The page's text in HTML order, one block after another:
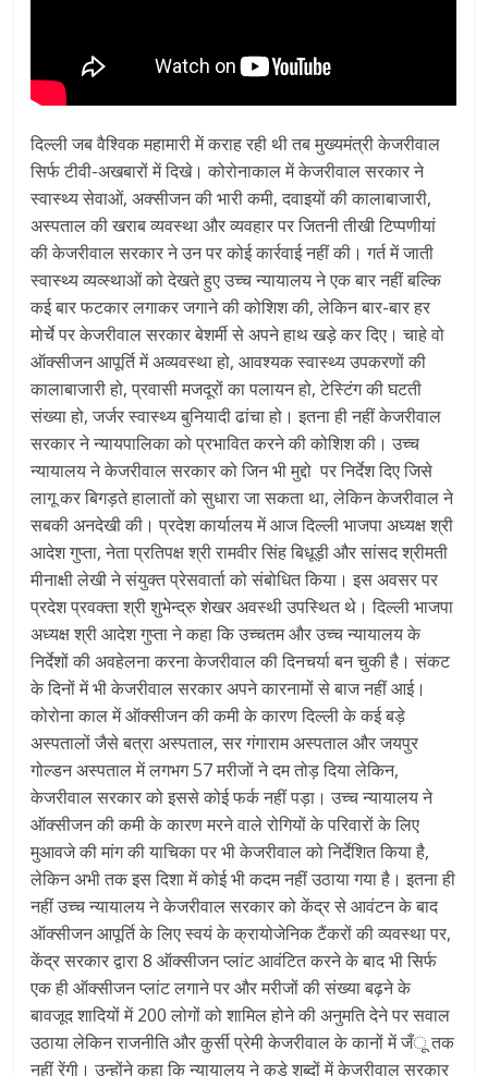
दिल्ली जब वैश्विक महामारी में कराह रही थी तब मुख्यमंत्री केजरीवाल
सिर्फ टीवी-अखबारों में दिखे। कोरोनाकाल में केजरीवाल सरकार ने
स्वास्थ्य सेवाओं, अक्सीजन की भारी कमी, दवाइयों की कालाबाजारी,
अस्पताल की खराब व्यवस्था और व्यवहार पर जितनी तीखी टिप्पणीयां
की केजरीवाल सरकार ने उन पर कोई कार्रवाई नहीं की। गर्त में जाती
स्वास्थ्य व्यव्स्थाओं को देखते हुए उच्च न्यायालय ने एक बार नहीं बल्कि
कई बार फटकार लगाकर जगाने की कोशिश की, लेकिन बार-बार हर
मोर्चे पर केजरीवाल सरकार बेशर्मी से अपने हाथ खड़े कर दिए। चाहे वो
ऑक्सीजन आपूर्ति में अव्यवस्था हो, आवश्यक स्वास्थ्य उपकरणों की
कालाबाजारी हो, प्रवासी मजदूरों का पलायन हो, टेस्टिंग की घटती
संख्या हो, जर्जर स्वास्थ्य बुनियादी ढांचा हो। इतना ही नहीं केजरीवाल
सरकार ने न्यायपालिका को प्रभावित करने की कोशिश की। उच्च
न्यायालय ने केजरीवाल सरकार को जिन भी मुद्दो पर निर्देश दिए जिसे
लागू कर बिगड़ते हालातों को सुधारा जा सकता था, लेकिन केजरीवाल ने
सबकी अनदेखी की। प्रदेश कार्यालय में आज दिल्ली भाजपा अध्यक्ष श्री
आदेश गुप्ता, नेता प्रतिपक्ष श्री रामवीर सिंह बिधूड़ी और सांसद श्रीमती
मीनाक्षी लेखी ने संयुक्त प्रेसवार्ता को संबोधित किया। इस अवसर पर
प्रदेश प्रवक्ता श्री शुभेन्द्रु शेखर अवस्थी उपस्थित थे। दिल्ली भाजपा
अध्यक्ष श्री आदेश गुप्ता ने कहा कि उच्चतम और उच्च न्यायालय के
निर्देशों की अवहेलना करना केजरीवाल की दिनचर्या बन चुकी है। संकट
के दिनों में भी केजरीवाल सरकार अपने कारनामों से बाज नहीं आई।
कोरोना काल में ऑक्सीजन की कमी के कारण दिल्ली के कई बड़े
अस्पतालों जैसे बत्रा अस्पताल, सर गंगाराम अस्पताल और जयपुर
गोल्डन अस्पताल में लगभग 57 मरीजों ने दम तोड़ दिया लेकिन,
केजरीवाल सरकार को इससे कोई फर्क नहीं पड़ा। उच्च न्यायालय ने
ऑक्सीजन की कमी के कारण मरने वाले रोगियों के परिवारों के लिए
मुआवजे की मांग की याचिका पर भी केजरीवाल को निर्देशित किया है,
लेकिन अभी तक इस दिशा में कोई भी कदम नहीं उठाया गया है। इतना ही
नहीं उच्च न्यायालय ने केजरीवाल सरकार को केंद्र से आवंटन के बाद
ऑक्सीजन आपूर्ति के लिए स्वयं के क्रायोजेनिक टैंकरों की व्यवस्था पर,
केंद्र सरकार द्वारा 8 ऑक्सीजन प्लांट आवंटित करने के बाद भी सिर्फ
एक ही ऑक्सीजन प्लांट लगाने पर और मरीजों की संख्या बढ़ने के
बावजूद शादियों में 200 लोगों को शामिल होने की अनुमति देने पर सवाल
उठाया लेकिन राजनीति और कुर्सी प्रेमी केजरीवाल के कानों में जँू तक
नहीं रेंगी। उन्होंने कहा कि न्यायालय ने कड़े शब्दों में केजरीवाल सरकार